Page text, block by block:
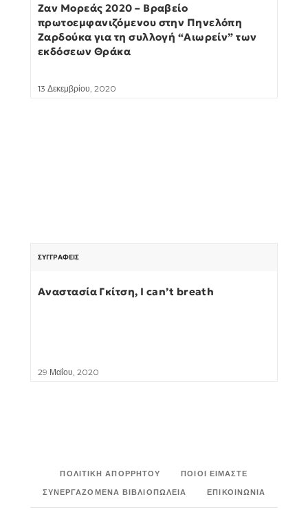
Ζαν Μορεάς 2020 – Βραβείο
πρωτοεμφανιζόμενου στην Πηνελόπη
Ζαρδούκα για τη συλλογή “Αιωρείν” των
εκδόσεων Θράκα
13 Δεκεμβρίου, 2020
ΣΥΓΓΡΑΦΕΊΣ
Αναστασία Γκίτση, I can’t breath
29 Μαΐου, 2020
ΠΟΛΙΤΙΚΉ ΑΠΟΡΡΉΤΟΥ
ΠΟΙΟΙ ΕΊΜΑΣΤΕ
ΣΥΝΕΡΓΑΖΌΜΕΝΑ ΒΙΒΛΙΟΠΩΛΕΊΑ
ΕΠΙΚΟΙΝΩΝΊΑ